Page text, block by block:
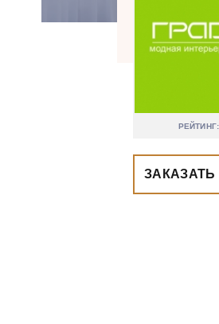
РЕЙТИНГ:
ЗАКАЗАТЬ